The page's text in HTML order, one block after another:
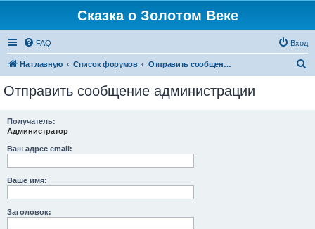
Сказка о Золотом Веке
FAQ Вход
На главную Список форумов Отправить сообщение администрации
Отправить сообщение администрации
Получатель:
Администратор
Ваш адрес email:
Ваше имя:
Заголовок: